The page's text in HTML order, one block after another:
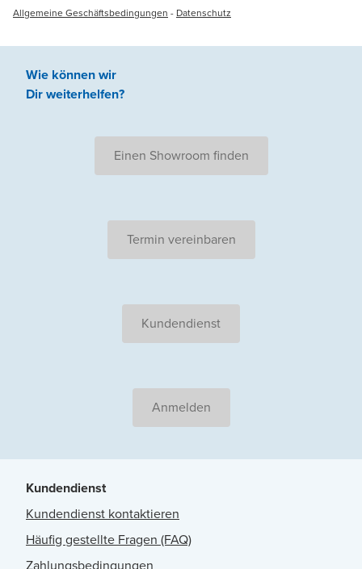
Allgemeine Geschäftsbedingungen - Datenschutz
Wie können wir
Dir weiterhelfen?
Einen Showroom finden
Termin vereinbaren
Kundendienst
Anmelden
Kundendienst
Kundendienst kontaktieren
Häufig gestellte Fragen (FAQ)
Zahlungsbedingungen